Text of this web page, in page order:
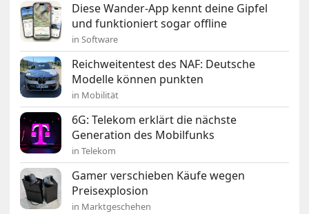
Diese Wander-App kennt deine Gipfel
und funktioniert sogar offline
in Software
Reichweitentest des NAF: Deutsche
Modelle können punkten
in Mobilität
6G: Telekom erklärt die nächste
Generation des Mobilfunks
in Telekom
Gamer verschieben Käufe wegen
Preisexplosion
in Marktgeschehen